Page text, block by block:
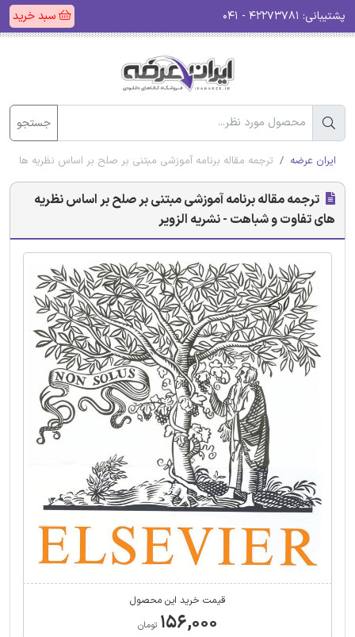
پشتیبانی: سبد خرید
جستجو
ایران عرضه ترجمه مقاله برنامه آموزشی مبتنی بر صلح بر اساس نظریه های
ترجمه مقاله برنامه آموزشی مبتنی بر صلح بر اساس نظریه
های تفاوت و شباهت - نشریه الزویر
قیمت خرید این محصول
۱۵۶,۰۰۰ تومان